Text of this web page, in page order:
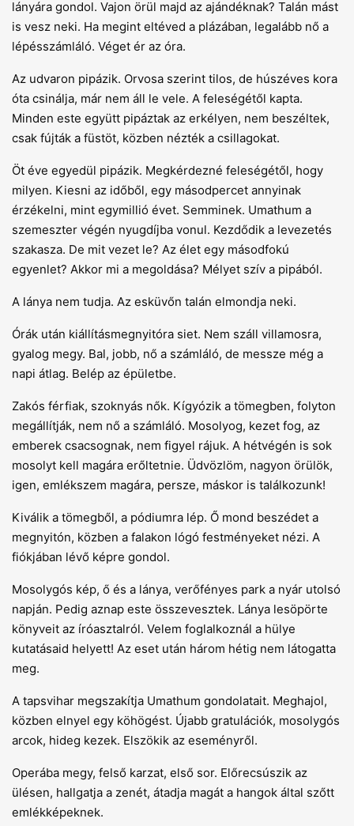
lányára gondol. Vajon örül majd az ajándéknak? Talán mást
is vesz neki. Ha megint eltéved a plázában, legalább nő a
lépésszámláló. Véget ér az óra.
Az udvaron pipázik. Orvosa szerint tilos, de húszéves kora
óta csinálja, már nem áll le vele. A feleségétől kapta.
Minden este együtt pipáztak az erkélyen, nem beszéltek,
csak fújták a füstöt, közben nézték a csillagokat.
Öt éve egyedül pipázik. Megkérdezné feleségétől, hogy
milyen. Kiesni az időből, egy másodpercet annyinak
érzékelni, mint egymillió évet. Semminek. Umathum a
szemeszter végén nyugdíjba vonul. Kezdődik a levezetés
szakasza. De mit vezet le? Az élet egy másodfokú
egyenlet? Akkor mi a megoldása? Mélyet szív a pipából.
A lánya nem tudja. Az esküvőn talán elmondja neki.
Órák után kiállításmegnyitóra siet. Nem száll villamosra,
gyalog megy. Bal, jobb, nő a számláló, de messze még a
napi átlag. Belép az épületbe.
Zakós férfiak, szoknyás nők. Kígyózik a tömegben, folyton
megállítják, nem nő a számláló. Mosolyog, kezet fog, az
emberek csacsognak, nem figyel rájuk. A hétvégén is sok
mosolyt kell magára erőltetnie. Üdvözlöm, nagyon örülök,
igen, emlékszem magára, persze, máskor is találkozunk!
Kiválik a tömegből, a pódiumra lép. Ő mond beszédet a
megnyitón, közben a falakon lógó festményeket nézi. A
fiókjában lévő képre gondol.
Mosolygós kép, ő és a lánya, verőfényes park a nyár utolsó
napján. Pedig aznap este összevesztek. Lánya lesöpörte
könyveit az íróasztalról. Velem foglalkoznál a hülye
kutatásaid helyett! Az eset után három hétig nem látogatta
meg.
A tapsvihar megszakítja Umathum gondolatait. Meghajol,
közben elnyel egy köhögést. Újabb gratulációk, mosolygós
arcok, hideg kezek. Elszökik az eseményről.
Operába megy, felső karzat, első sor. Előrecsúszik az
ülésen, hallgatja a zenét, átadja magát a hangok által szőtt
emlékképeknek.